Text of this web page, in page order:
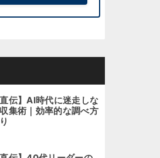
直伝】AI時代に迷走しな
集術｜効率的な調べ方